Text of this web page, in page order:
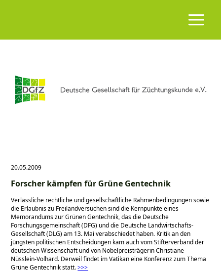
20.05.2009
Forscher kämpfen für Grüne Gentechnik
Verlässliche rechtliche und gesellschaftliche Rahmenbedingungen sowie
die Erlaubnis zu Freilandversuchen sind die Kernpunkte eines
Memorandums zur Grünen Gentechnik, das die Deutsche
Forschungsgemeinschaft (DFG) und die Deutsche Landwirtschafts-
Gesellschaft (DLG) am 13. Mai verabschiedet haben. Kritik an den
jüngsten politischen Entscheidungen kam auch vom Stifterverband der
deutschen Wissenschaft und von Nobelpreisträgerin Christiane
Nüsslein-Volhard. Derweil findet im Vatikan eine Konferenz zum Thema
Grüne Gentechnik statt.>>>